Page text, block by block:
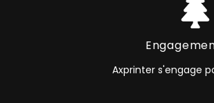
Axprinter s'engage